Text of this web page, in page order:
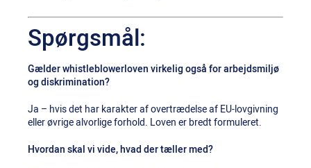
Spørgsmål:
Gælder whistleblowerloven virkelig også for arbejdsmiljø
og diskrimination?
Ja – hvis det har karakter af overtrædelse af EU-lovgivning
eller øvrige alvorlige forhold. Loven er bredt formuleret.
Hvordan skal vi vide, hvad der tæller med?